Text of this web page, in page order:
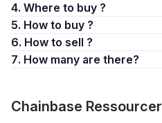
4. Where to buy ?
5. How to buy ?
6. How to sell ?
7. How many are there?
Chainbase Ressourcer